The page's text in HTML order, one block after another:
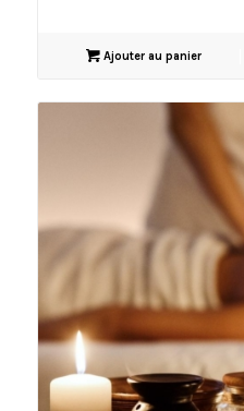
Ajouter au panier